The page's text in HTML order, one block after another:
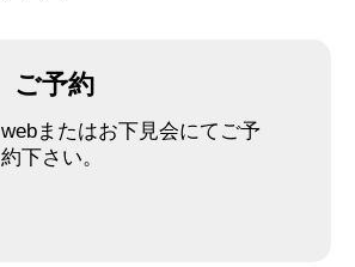
ご予約
webまたはお下見会にてご予
約下さい。